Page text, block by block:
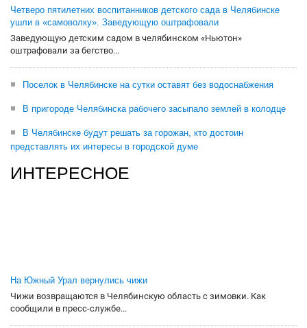
Четверо пятилетних воспитанников детского сада в Челябинске
ушли в «самоволку». Заведующую оштрафовали
Заведующую детским садом в челябинском «Ньютон»
оштрафовали за бегство...
Поселок в Челябинске на сутки оставят без водоснабжения
В пригороде Челябинска рабочего засыпало землей в колодце
В Челябинске будут решать за горожан, кто достоин
представлять их интересы в городской думе
ИНТЕРЕСНОЕ
На Южный Урал вернулись чижи
Чижи возвращаются в Челябинскую область с зимовки. Как
сообщили в пресс-службе...